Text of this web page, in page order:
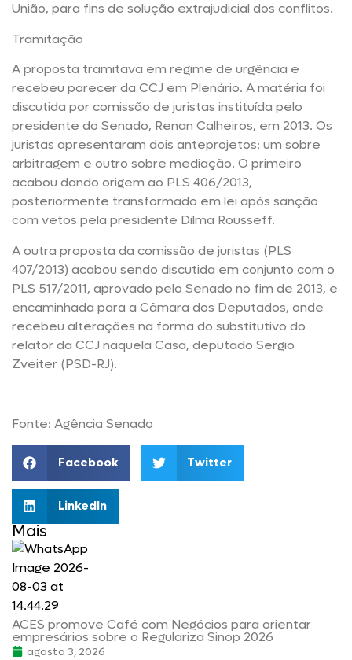
União, para fins de solução extrajudicial dos conflitos.
Tramitação
A proposta tramitava em regime de urgência e
recebeu parecer da CCJ em Plenário. A matéria foi
discutida por comissão de juristas instituída pelo
presidente do Senado, Renan Calheiros, em 2013. Os
juristas apresentaram dois anteprojetos: um sobre
arbitragem e outro sobre mediação. O primeiro
acabou dando origem ao PLS 406/2013,
posteriormente transformado em lei após sanção
com vetos pela presidente Dilma Rousseff.
A outra proposta da comissão de juristas (PLS
407/2013) acabou sendo discutida em conjunto com o
PLS 517/2011, aprovado pelo Senado no fim de 2013, e
encaminhada para a Câmara dos Deputados, onde
recebeu alterações na forma do substitutivo do
relator da CCJ naquela Casa, deputado Sergio
Zveiter (PSD-RJ).
Fonte: Agência Senado
Facebook Twitter
LinkedIn
Mais
ACES promove Café com Negócios para orientar
empresários sobre o Regulariza Sinop 2026
agosto 3, 2026